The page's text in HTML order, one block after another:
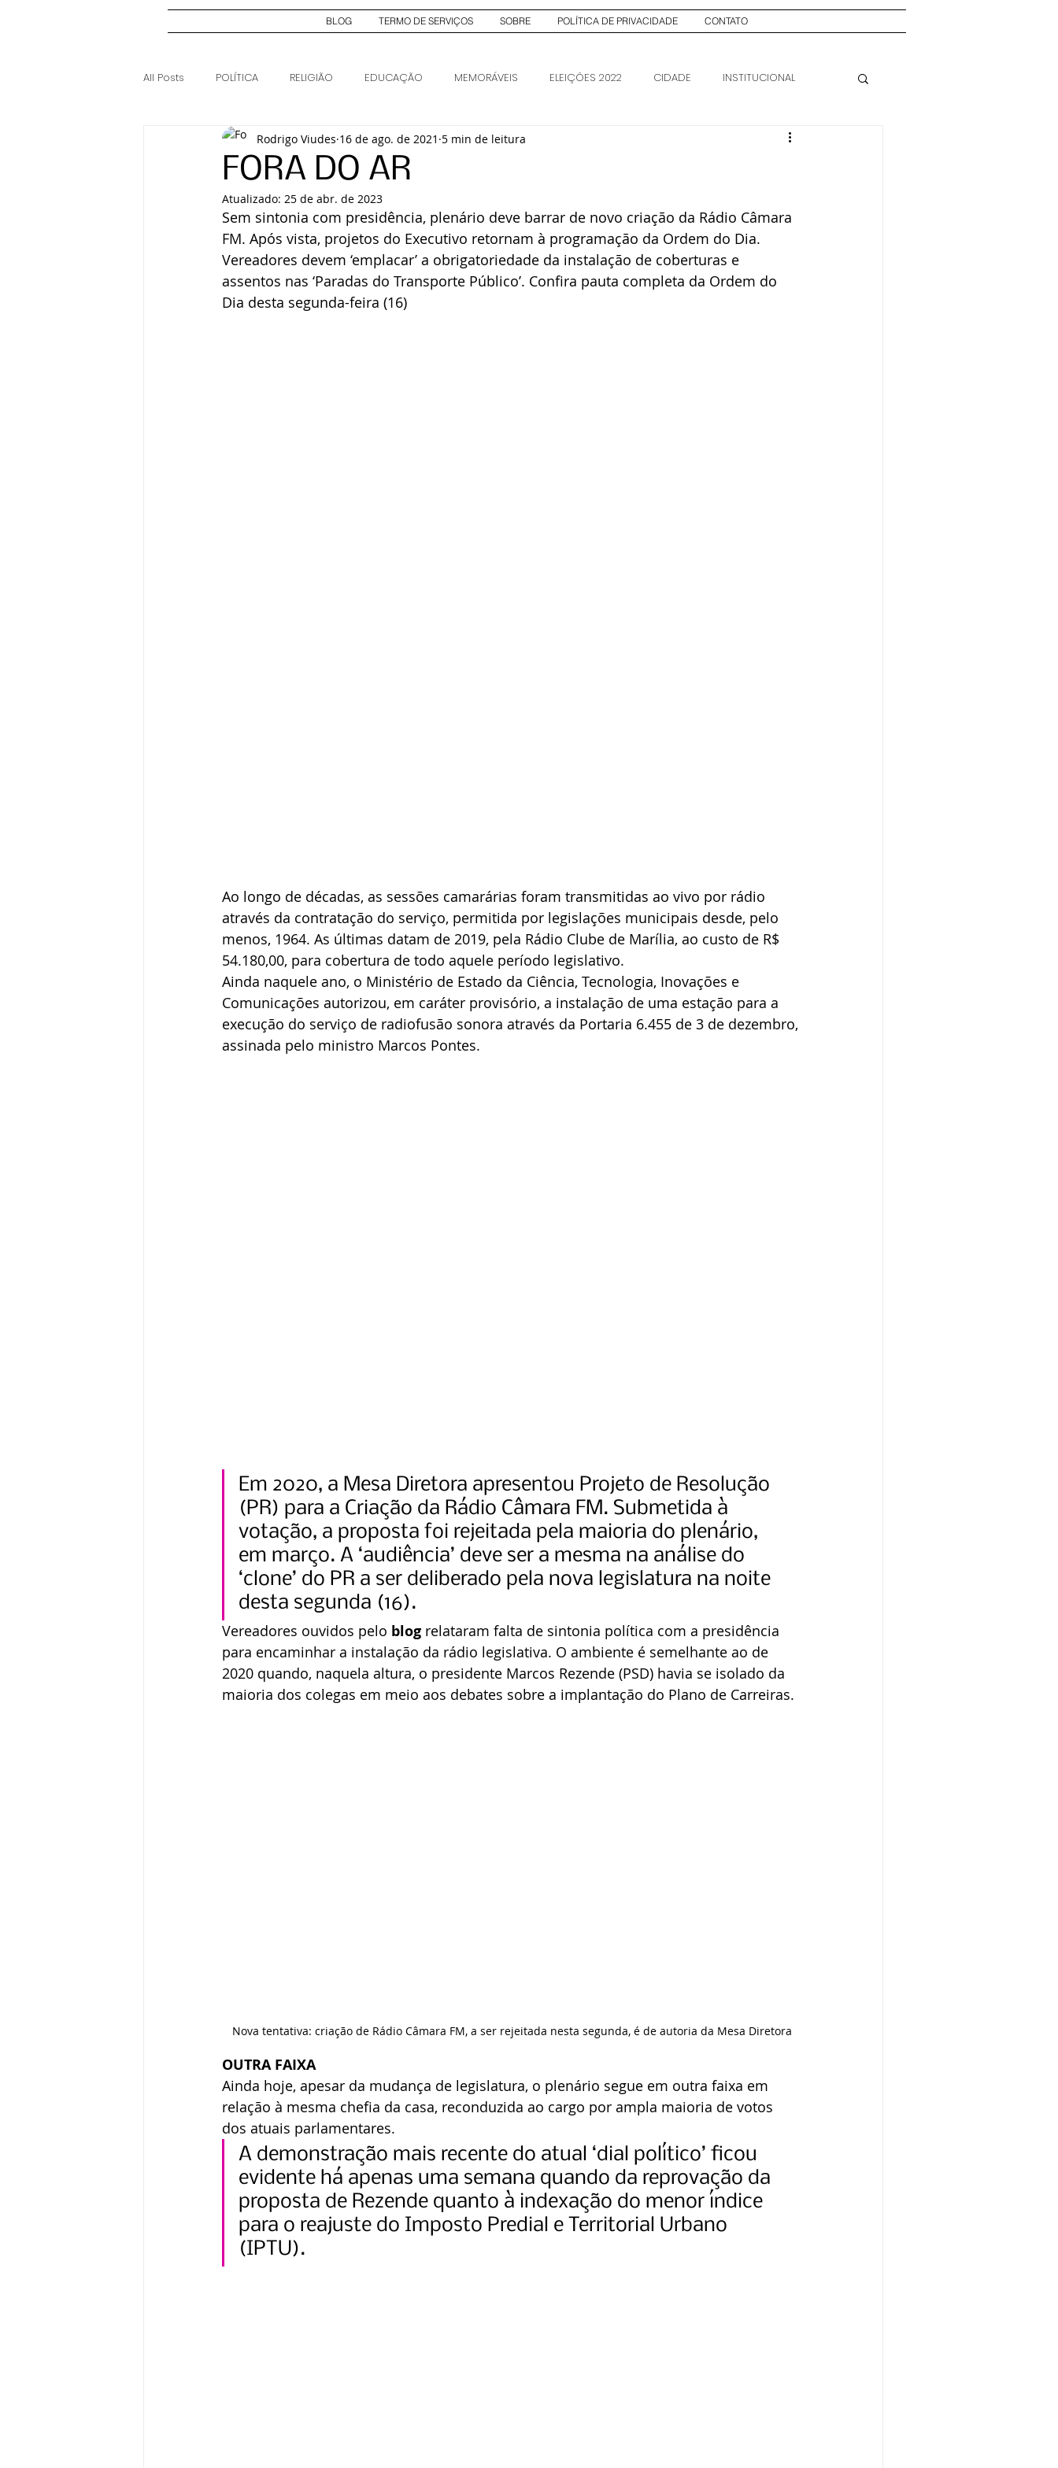
BLOG TERMO DE SERVIÇOS SOBRE POLÍTICA DE PRIVACIDADE CONTATO
All Posts POLÍTICA RELIGIÃO EDUCAÇÃO MEMORÁVEIS ELEIÇÕES 2022 CIDADE INSTITUCIONAL
ELEIÇÕES 2024 CASO JOSI DIAS ELEIÇÕES 2026 ELEIÇÕES 2026
FORA DO AR
Rodrigo Viudes 16 de ago. de 2021 5 min de leitura
Atualizado: 25 de abr. de 2023
Sem sintonia com presidência, plenário deve barrar de novo criação da Rádio Câmara
FM. Após vista, projetos do Executivo retornam à programação da Ordem do Dia.
Vereadores devem ‘emplacar’ a obrigatoriedade da instalação de coberturas e
assentos nas ‘Paradas do Transporte Público’. Confira pauta completa da Ordem do
Dia desta segunda-feira (16)
Ao longo de décadas, as sessões camarárias foram transmitidas ao vivo por rádio
através da contratação do serviço, permitida por legislações municipais desde, pelo
menos, 1964. As últimas datam de 2019, pela Rádio Clube de Marília, ao custo de R$
54.180,00, para cobertura de todo aquele período legislativo.
Ainda naquele ano, o Ministério de Estado da Ciência, Tecnologia, Inovações e
Comunicações autorizou, em caráter provisório, a instalação de uma estação para a
execução do serviço de radiofusão sonora através da Portaria 6.455 de 3 de dezembro,
assinada pelo ministro Marcos Pontes.
Em 2020, a Mesa Diretora apresentou Projeto de Resolução
(PR) para a Criação da Rádio Câmara FM. Submetida à
votação, a proposta foi rejeitada pela maioria do plenário,
em março. A ‘audiência’ deve ser a mesma na análise do
‘clone’ do PR a ser deliberado pela nova legislatura na noite
desta segunda (16).
Vereadores ouvidos pelo blog relataram falta de sintonia política com a presidência
para encaminhar a instalação da rádio legislativa. O ambiente é semelhante ao de
2020 quando, naquela altura, o presidente Marcos Rezende (PSD) havia se isolado da
maioria dos colegas em meio aos debates sobre a implantação do Plano de Carreiras.
Nova tentativa: criação de Rádio Câmara FM, a ser rejeitada nesta segunda, é de autoria da Mesa Diretora
OUTRA FAIXA
Ainda hoje, apesar da mudança de legislatura, o plenário segue em outra faixa em
relação à mesma chefia da casa, reconduzida ao cargo por ampla maioria de votos
dos atuais parlamentares.
A demonstração mais recente do atual ‘dial político’ ficou
evidente há apenas uma semana quando da reprovação da
proposta de Rezende quanto à indexação do menor índice
para o reajuste do Imposto Predial e Territorial Urbano
(IPTU).